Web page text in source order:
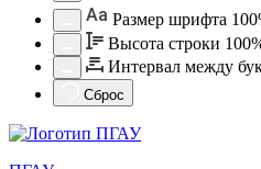
Aa Размер шрифта 100
Высота строки 100
Интервал между
Сброс